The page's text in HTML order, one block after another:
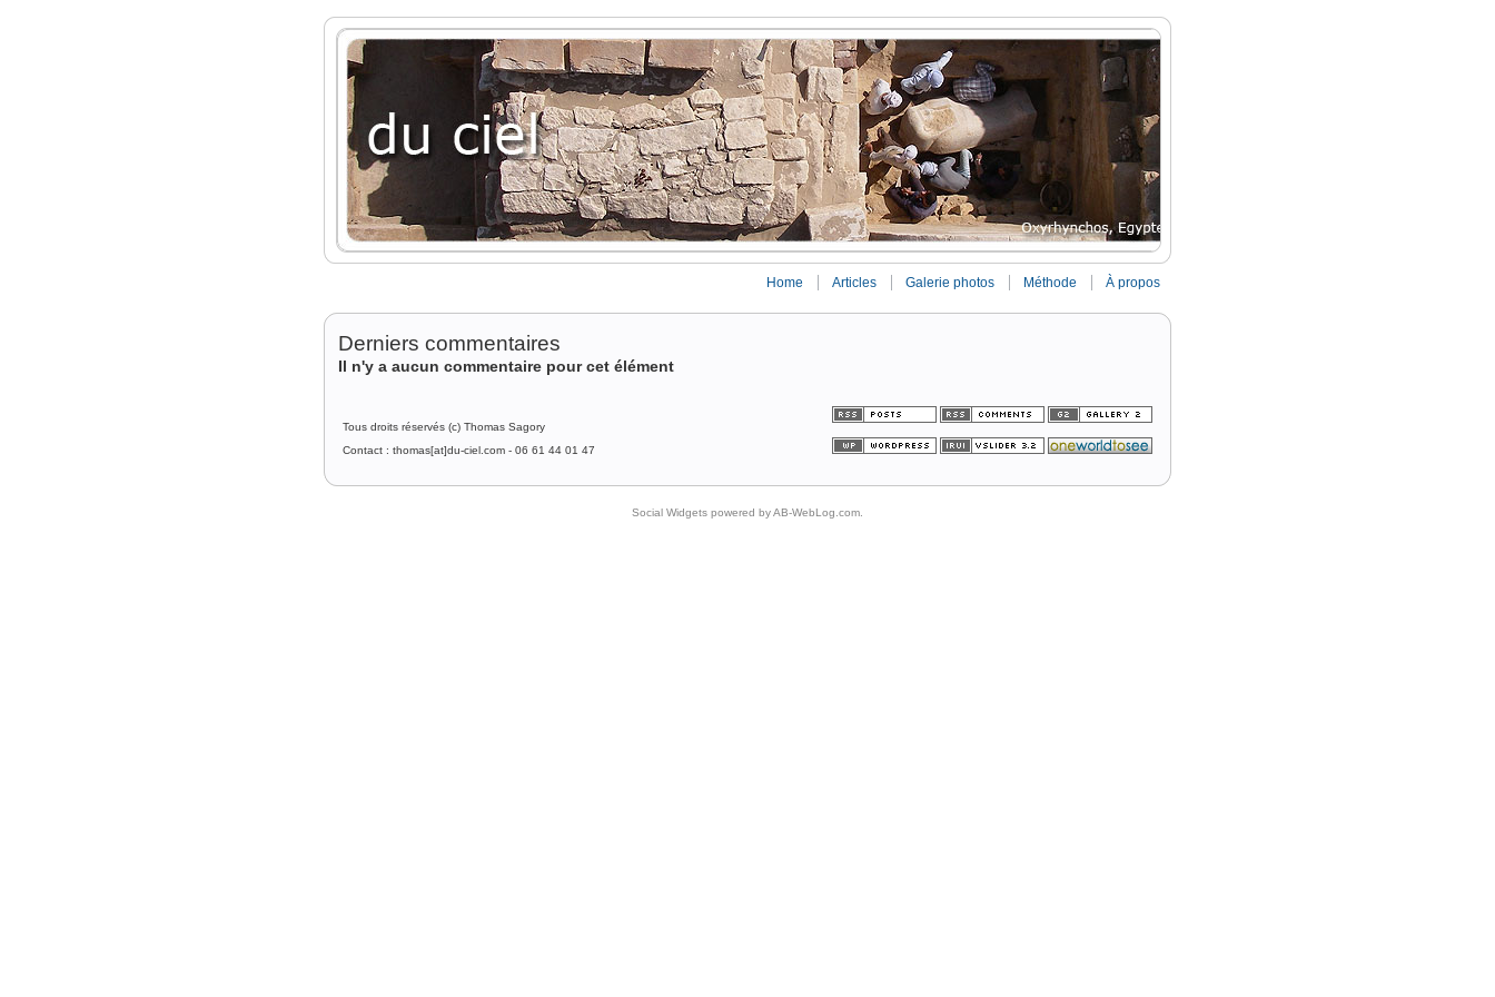
Home Articles Galerie photos Méthode À propos
Derniers commentaires
Il n'y a aucun commentaire pour cet élément
Tous droits réservés (c) Thomas Sagory
Contact : thomas[at]du-ciel.com - 06 61 44 01 47
Social Widgets powered byAB-WebLog.com